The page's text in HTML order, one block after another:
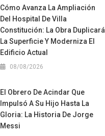
Cómo Avanza La Ampliación
Del Hospital De Villa
Constitución: La Obra Duplicará
La Superficie Y Moderniza El
Edificio Actual
08/08/2026
El Obrero De Acindar Que
Impulsó A Su Hijo Hasta La
Gloria: La Historia De Jorge
Messi